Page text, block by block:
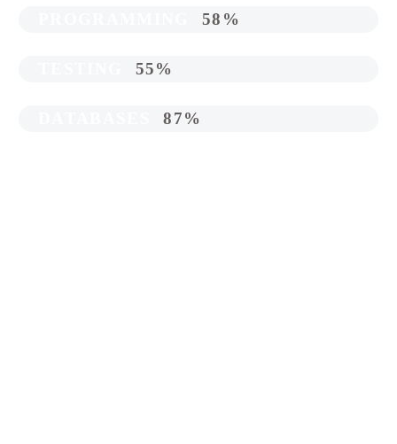
58%
55%
87%